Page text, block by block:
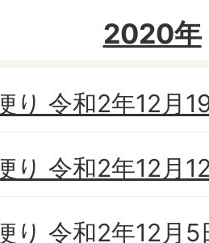
2020年
り 令和2年12月
り 令和2年12月
り 令和2年12月